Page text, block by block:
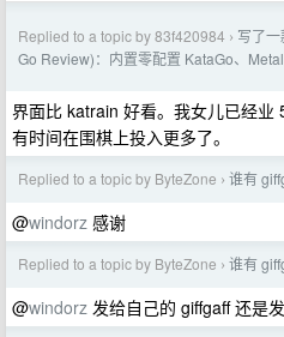
Replied to a topic by 83f420984 › 写了
Go Review)：内置零配置 KataGo、
界面比 katrain 好看。我女儿已经业
有时间在围棋上投入更多了。
Replied to a topic by ByteZone › 谁有
@windorz 感谢
Replied to a topic by ByteZone › 谁有
@windorz 发给自己的 giffgaff 还是